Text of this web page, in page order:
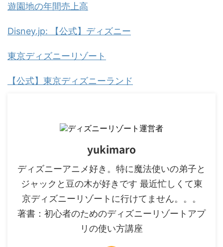
遊園地の年間売上高
Disney.jp: 【公式】ディズニー
東京ディズニーリゾート
【公式】東京ディズニーランド
yukimaro
ディズニーアニメ好き。特に魔法使いの弟子と
ジャックと豆の木が好きです 最近忙しくて東
京ディズニーリゾートに行けてません。。。
著書：初心者のためのディズニーリゾートアプ
リの使い方講座